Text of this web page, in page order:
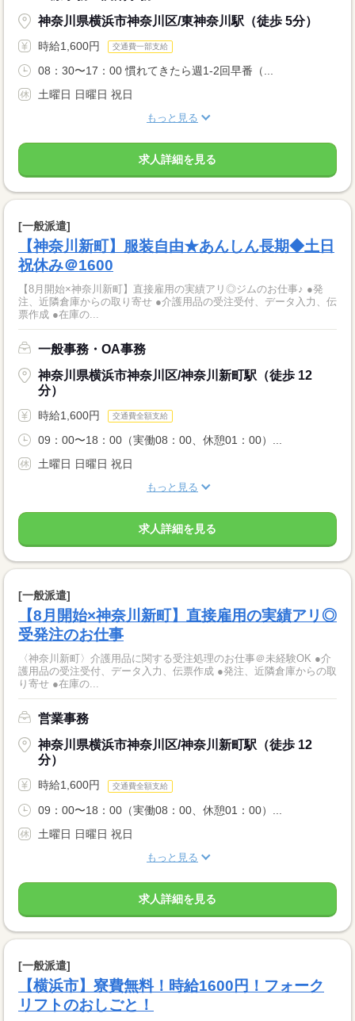
神奈川県横浜市神奈川区/東神奈川駅（徒歩 5分）
時給1,600円 交通費一部支給
08：30〜17：00 慣れてきたら週1-2回早番（...
土曜日 日曜日 祝日
もっと見る
求人詳細を見る
[一般派遣]
【神奈川新町】服装自由★あんしん長期◆土日
祝休み＠1600
【8月開始×神奈川新町】直接雇用の実績アリ◎ジムのお仕事♪ ●発
注、近隣倉庫からの取り寄せ ●介護用品の受注受付、データ入力、伝
票作成 ●在庫の...
一般事務・OA事務
神奈川県横浜市神奈川区/神奈川新町駅（徒歩 12
分）
時給1,600円 交通費全額支給
09：00〜18：00（実働08：00、休憩01：00）...
土曜日 日曜日 祝日
もっと見る
求人詳細を見る
[一般派遣]
【8月開始×神奈川新町】直接雇用の実績アリ◎
受発注のお仕事
〈神奈川新町〉介護用品に関する受注処理のお仕事＠未経験OK ●介
護用品の受注受付、データ入力、伝票作成 ●発注、近隣倉庫からの取
り寄せ ●在庫の...
営業事務
神奈川県横浜市神奈川区/神奈川新町駅（徒歩 12
分）
時給1,600円 交通費全額支給
09：00〜18：00（実働08：00、休憩01：00）...
土曜日 日曜日 祝日
もっと見る
求人詳細を見る
[一般派遣]
【横浜市】寮費無料！時給1600円！フォーク
リフトのおしごと！